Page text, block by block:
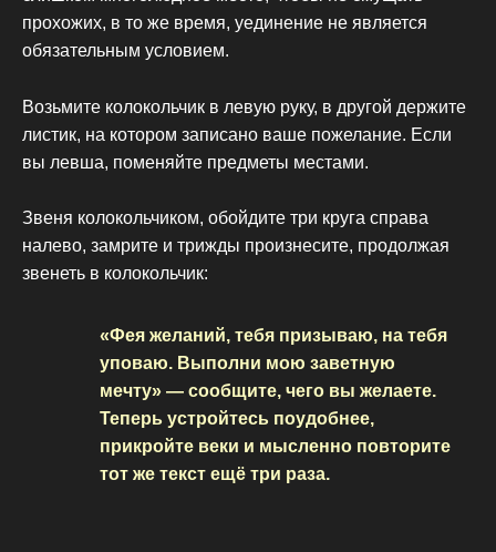
прохожих, в то же время, уединение не является
обязательным условием.
Возьмите колокольчик в левую руку, в другой держите
листик, на котором записано ваше пожелание. Если
вы левша, поменяйте предметы местами.
Звеня колокольчиком, обойдите три круга справа
налево, замрите и трижды произнесите, продолжая
звенеть в колокольчик:
«Фея желаний, тебя призываю, на тебя
уповаю. Выполни мою заветную
мечту» — сообщите, чего вы желаете.
Теперь устройтесь поудобнее,
прикройте веки и мысленно повторите
тот же текст ещё три раза.